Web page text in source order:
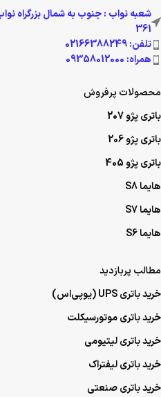
شعبه نواب : جنوب به شمال بزرگراه
361
تلفن: 02166388249
همراه: 09358012000
محصولات پرفروش
باتری پژو 207
باتری پژو 206
باتری پژو 405
هایما S8
هایما S7
هایما S6
مطالب پربازدید
خرید باتری UPS (یو‌پی‌اس)
خرید باتری موتورسیکلت
خرید باتری لیتیومی
خرید باتری لیفتراک
خرید باتری صنعتی